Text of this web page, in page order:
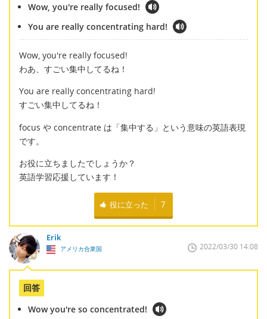
Wow, you're really focused!
You are really concentrating hard!
Wow, you're really focused!
わあ、すごい集中してるね！
You are really concentrating hard!
すごい集中してるね！
focus や concentrate は「集中する」という意味の英語表現
です。
お役に立ちましたでしょうか？
英語学習応援しています！
役に立った 7
Erik
アメリカ合衆国 2022/03/30 14:08
回答
Wow you're so concentrated!